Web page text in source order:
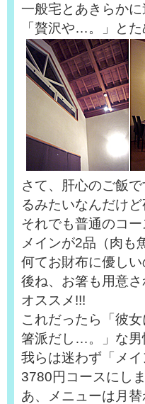
一般宅とあきらか
「贅沢や…。」とた
さて、肝心のご飯
るみたいなんだけ
それでも普通のコ
メインが2品（肉も
何てお財布に優しい
後ね、お箸も用意
オススメ!!!
これだったら「彼
箸派だし…。」な
我らは迷わず「メ
3780円コースにしま
あ、メニューは月替